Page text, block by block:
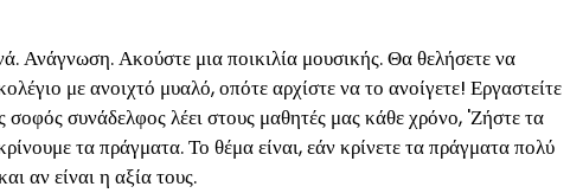
Ανάγνωση. Ακούστε μια ποικιλία μουσικής. Θα θελήσετε να
με ανοιχτό μυαλό, οπότε αρχίστε να το ανοίγετε! Εργαστείτε
σοφός συνάδελφος λέει στους μαθητές μας κάθε χρόνο, 'Ζήστε τα
τα πράγματα. Το θέμα είναι, εάν κρίνετε τα πράγματα πολύ
αν είναι η αξία τους.